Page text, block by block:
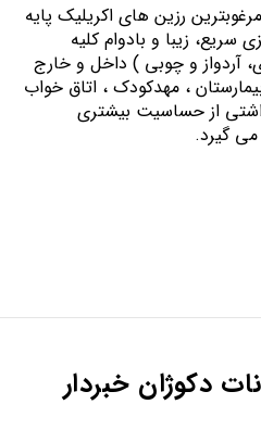
رزين هاي اكريليك پايه
زیبا و بادوام کلیه
آردواز و چوبی ) داخل و خارج
، بيمارستان ، مهدكودك ، اتاق خواب
از حساسيت بيشتري
می گیرد.
دکوژان خبردار